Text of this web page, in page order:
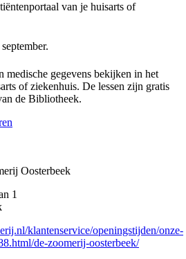
van je huisarts of
medische gegevens bekijken in het
of ziekenhuis. De lessen zijn gratis
de Bibliotheek.
Oosterbeek
1
klantenservice/openingstijden/onze-
de-zoomerij-oosterbeek/